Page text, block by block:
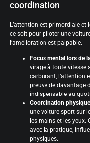
coordination
L’attention est primordiale et
ce soit pour piloter une
l’amélioration est palpable.
Focus mental lors de
virage à toute vitesse
carburant, l’attention
preuve de davantage
indispensable au
Coordination
une voiture sport sur
les mains et les yeux.
avec la pratique,
physiques.